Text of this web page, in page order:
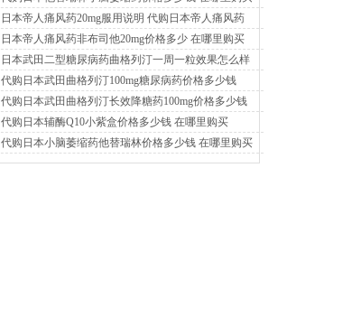
日本帝人痛风药20mg服用说明 代购日本帝人痛风药
日本帝人痛风药非布司他20mg价格多少 在哪里购买
日本武田二型糖尿病药曲格列汀一周一粒效果怎么样
代购日本武田曲格列汀100mg糖尿病药价格多少钱
代购日本武田曲格列汀长效降糖药100mg价格多少钱
代购日本辅酶Q10小紫盒价格多少钱 在哪里购买
代购日本小脑萎缩药他替瑞林价格多少钱 在哪里购买